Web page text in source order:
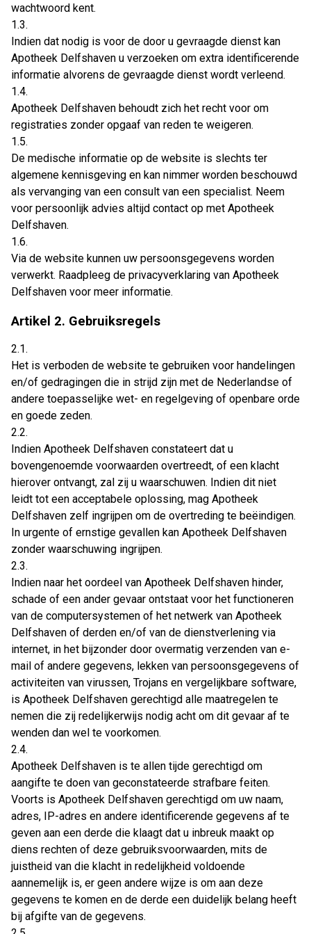
wachtwoord kent.
1.3.
Indien dat nodig is voor de door u gevraagde dienst kan
Apotheek Delfshaven u verzoeken om extra identificerende
informatie alvorens de gevraagde dienst wordt verleend.
1.4.
Apotheek Delfshaven behoudt zich het recht voor om
registraties zonder opgaaf van reden te weigeren.
1.5.
De medische informatie op de website is slechts ter
algemene kennisgeving en kan nimmer worden beschouwd
als vervanging van een consult van een specialist. Neem
voor persoonlijk advies altijd contact op met Apotheek
Delfshaven.
1.6.
Via de website kunnen uw persoonsgegevens worden
verwerkt. Raadpleeg de privacyverklaring van Apotheek
Delfshaven voor meer informatie.
Artikel 2. Gebruiksregels
2.1.
Het is verboden de website te gebruiken voor handelingen
en/of gedragingen die in strijd zijn met de Nederlandse of
andere toepasselijke wet- en regelgeving of openbare orde
en goede zeden.
2.2.
Indien Apotheek Delfshaven constateert dat u
bovengenoemde voorwaarden overtreedt, of een klacht
hierover ontvangt, zal zij u waarschuwen. Indien dit niet
leidt tot een acceptabele oplossing, mag Apotheek
Delfshaven zelf ingrijpen om de overtreding te beëindigen.
In urgente of ernstige gevallen kan Apotheek Delfshaven
zonder waarschuwing ingrijpen.
2.3.
Indien naar het oordeel van Apotheek Delfshaven hinder,
schade of een ander gevaar ontstaat voor het functioneren
van de computersystemen of het netwerk van Apotheek
Delfshaven of derden en/of van de dienstverlening via
internet, in het bijzonder door overmatig verzenden van e-
mail of andere gegevens, lekken van persoonsgegevens of
activiteiten van virussen, Trojans en vergelijkbare software,
is Apotheek Delfshaven gerechtigd alle maatregelen te
nemen die zij redelijkerwijs nodig acht om dit gevaar af te
wenden dan wel te voorkomen.
2.4.
Apotheek Delfshaven is te allen tijde gerechtigd om
aangifte te doen van geconstateerde strafbare feiten.
Voorts is Apotheek Delfshaven gerechtigd om uw naam,
adres, IP-adres en andere identificerende gegevens af te
geven aan een derde die klaagt dat u inbreuk maakt op
diens rechten of deze gebruiksvoorwaarden, mits de
juistheid van die klacht in redelijkheid voldoende
aannemelijk is, er geen andere wijze is om aan deze
gegevens te komen en de derde een duidelijk belang heeft
bij afgifte van de gegevens.